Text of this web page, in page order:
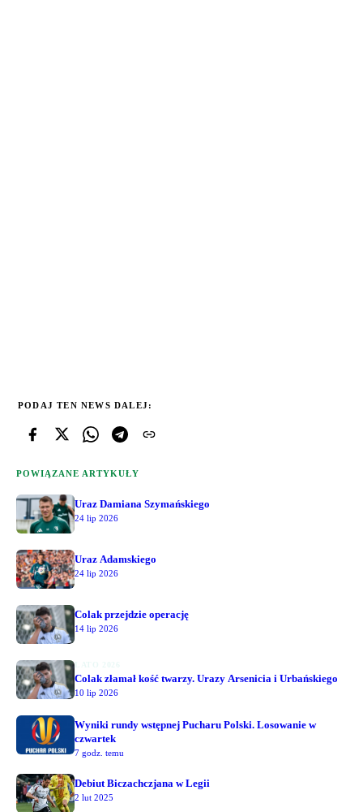
PODAJ TEN NEWS DALEJ:
POWIĄZANE ARTYKUŁY
Uraz Damiana Szymańskiego
24 lip 2026
Uraz Adamskiego
24 lip 2026
Colak przejdzie operację
14 lip 2026
Colak złamał kość twarzy. Urazy Arsenicia i Urbańskiego
10 lip 2026
Wyniki rundy wstępnej Pucharu Polski. Losowanie w
czwartek
7 godz. temu
Debiut Biczachczjana w Legii
2 lut 2025